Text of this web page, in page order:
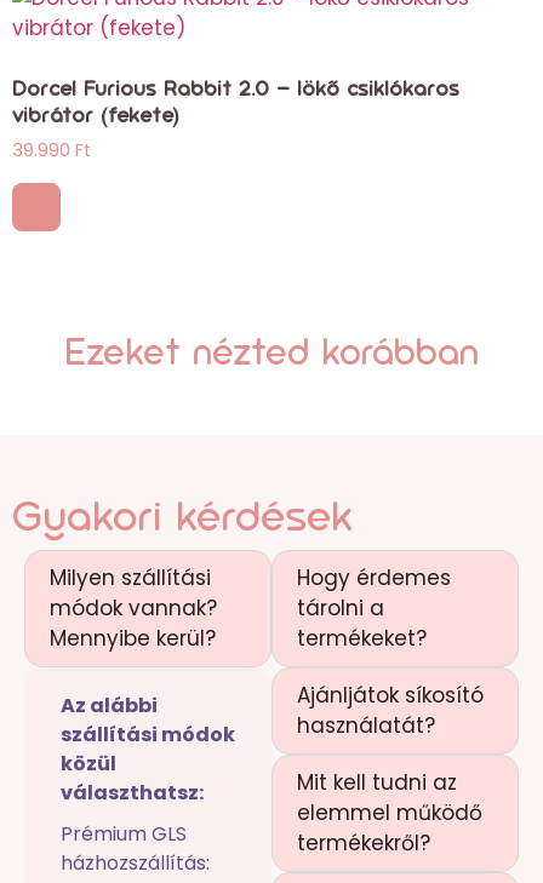
Dorcel Furious Rabbit 2.0 – lökő csiklókaros
vibrátor (fekete)
39.990 Ft
Ezeket nézted korábban
Gyakori kérdések
Milyen szállítási
módok vannak?
Mennyibe kerül?
Az alábbi
szállítási módok
közül
választhatsz:
Prémium GLS
házhozszállítás:
Hogy érdemes
tárolni a
termékeket?
Ajánljátok síkosító
használatát?
Mit kell tudni az
elemmel működő
termékekről?